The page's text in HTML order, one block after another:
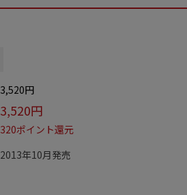
3,520円
3,520円
320ポイント還元
2013年10月発売